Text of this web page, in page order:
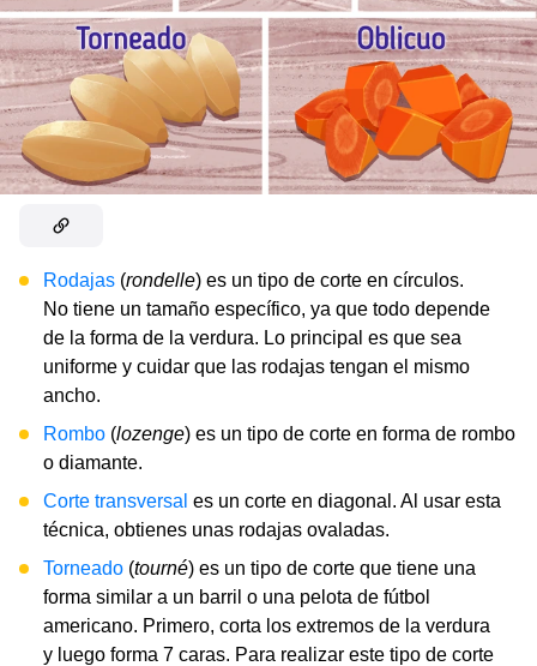
Rodajas (rondelle) es un tipo de corte en círculos.
No tiene un tamaño específico, ya que todo depende
de la forma de la verdura. Lo principal es que sea
uniforme y cuidar que las rodajas tengan el mismo
ancho.
Rombo (lozenge) es un tipo de corte en forma de rombo
o diamante.
Corte transversal es un corte en diagonal. Al usar esta
técnica, obtienes unas rodajas ovaladas.
Torneado (tourné) es un tipo de corte que tiene una
forma similar a un barril o una pelota de fútbol
americano. Primero, corta los extremos de la verdura
y luego forma 7 caras. Para realizar este tipo de corte